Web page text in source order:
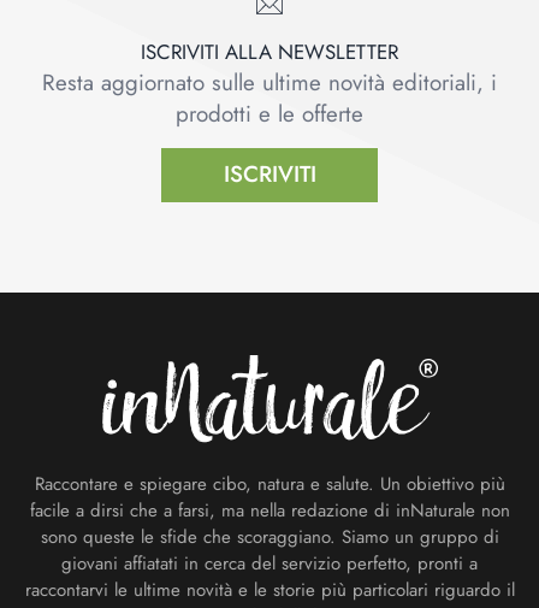
ISCRIVITI ALLA NEWSLETTER
Resta aggiornato sulle ultime novità editoriali, i
prodotti e le offerte
ISCRIVITI
Raccontare e spiegare cibo, natura e salute. Un obiettivo più
facile a dirsi che a farsi, ma nella redazione di inNaturale non
sono queste le sfide che scoraggiano. Siamo un gruppo di
giovani affiatati in cerca del servizio perfetto, pronti a
raccontarvi le ultime novità e le storie più particolari riguardo il